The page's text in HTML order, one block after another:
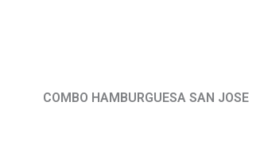
COMBO HAMBURGUESA SAN JOSE